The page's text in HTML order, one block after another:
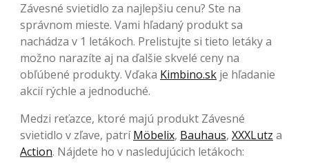
Závesné svietidlo za najlepšiu cenu? Ste na
správnom mieste. Vami hľadaný produkt sa
nachádza v 1 letákoch. Prelistujte si tieto letáky a
možno narazíte aj na ďalšie skvelé ceny na
obľúbené produkty. Vďaka Kimbino.sk je hľadanie
akcií rýchle a jednoduché.
Medzi reťazce, ktoré majú produkt Závesné
svietidlo v zľave, patríMöbelix, Bauhaus, XXXLutz a
Action. Nájdete ho v nasledujúcich letákoch: